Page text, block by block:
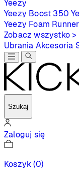
Yeezy
Yeezy Boost 350
Yeezy Foam Runner
Zobacz wszystko >
Ubrania Akcesoria
Szukaj
Zaloguj się
Koszyk(0)